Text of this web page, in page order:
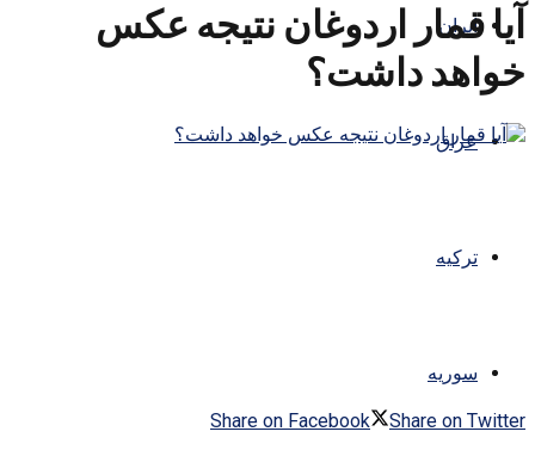
ایران
عراق
ترکیه
سوریه
آیا قمار اردوغان نتیجه عکس
خواهد داشت؟
Share on Facebook
Share on Twitter